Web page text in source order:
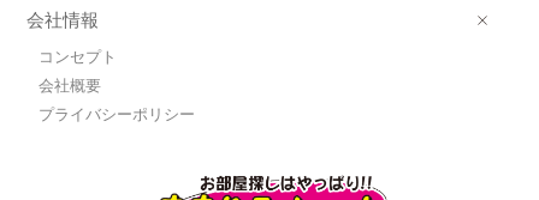
会社情報
コンセプト
会社概要
プライバシーポリシー